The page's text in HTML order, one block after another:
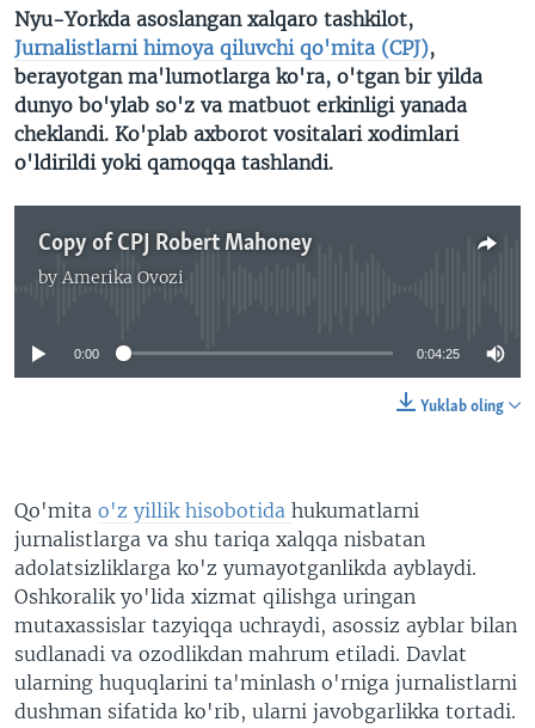
Nyu-Yorkda asoslangan xalqaro tashkilot,
Jurnalistlarni himoya qiluvchi qo'mita (CPJ),
berayotgan ma'lumotlarga ko'ra, o'tgan bir yilda
dunyo bo'ylab so'z va matbuot erkinligi yanada
cheklandi. Ko'plab axborot vositalari xodimlari
o'ldirildi yoki qamoqqa tashlandi.
Copy of CPJ Robert Mahoney
by Amerika Ovozi
No media source currently available
0:00 0:04:25
Yuklab oling
Qo'mita o'z yillik hisobotida hukumatlarni
jurnalistlarga va shu tariqa xalqqa nisbatan
adolatsizliklarga ko'z yumayotganlikda ayblaydi.
Oshkoralik yo'lida xizmat qilishga uringan
mutaxassislar tazyiqqa uchraydi, asossiz ayblar bilan
sudlanadi va ozodlikdan mahrum etiladi. Davlat
ularning huquqlarini ta'minlash o'rniga jurnalistlarni
dushman sifatida ko'rib, ularni javobgarlikka tortadi.